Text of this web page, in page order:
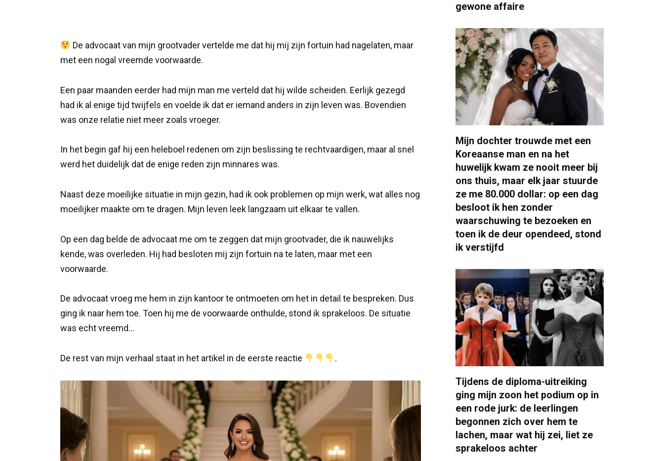
De advocaat van mijn grootvader vertelde me dat hij mij zijn fortuin had nagelaten, maar
met een nogal vreemde voorwaarde.
Een paar maanden eerder had mijn man me verteld dat hij wilde scheiden. Eerlijk gezegd
had ik al enige tijd twijfels en voelde ik dat er iemand anders in zijn leven was. Bovendien
was onze relatie niet meer zoals vroeger.
In het begin gaf hij een heleboel redenen om zijn beslissing te rechtvaardigen, maar al snel
werd het duidelijk dat de enige reden zijn minnares was.
Naast deze moeilijke situatie in mijn gezin, had ik ook problemen op mijn werk, wat alles nog
moeilijker maakte om te dragen. Mijn leven leek langzaam uit elkaar te vallen.
Op een dag belde de advocaat me om te zeggen dat mijn grootvader, die ik nauwelijks
kende, was overleden. Hij had besloten mij zijn fortuin na te laten, maar met een
voorwaarde.
De advocaat vroeg me hem in zijn kantoor te ontmoeten om het in detail te bespreken. Dus
ging ik naar hem toe. Toen hij me de voorwaarde onthulde, stond ik sprakeloos. De situatie
was echt vreemd…
De rest van mijn verhaal staat in het artikel in de eerste reactie .
gewone affaire
Mijn dochter trouwde met een
Koreaanse man en na het
huwelijk kwam ze nooit meer bij
ons thuis, maar elk jaar stuurde
ze me 80.000 dollar: op een dag
besloot ik hen zonder
waarschuwing te bezoeken en
toen ik de deur opendeed, stond
ik verstijfd
Tijdens de diploma-uitreiking
ging mijn zoon het podium op in
een rode jurk: de leerlingen
begonnen zich over hem te
lachen, maar wat hij zei, liet ze
sprakeloos achter